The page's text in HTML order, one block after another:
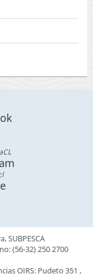
SUBPESCA
(56-32) 250 2700
OIRS: Pudeto 351 ,